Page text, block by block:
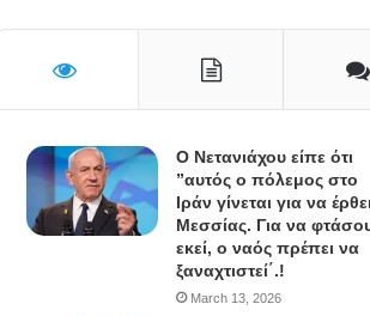
Ο Νετανιάχου είπε ότι
”αυτός ο πόλεμος στο
Ιράν γίνεται για να
Μεσσίας. Για να
εκεί, ο ναός πρέπει να
ξαναχτιστεί΄.!
March 13, 2026